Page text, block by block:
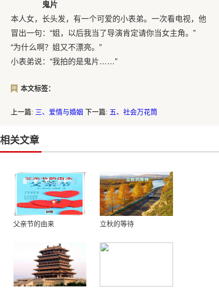
鬼片
本人女，长头发，有一个可爱的小表弟。一次看电视，他
冒出一句：“姐，以后我当了导演肯定请你当女主角。”
“为什么啊？姐又不漂亮。”
小表弟说：“我拍的是鬼片……”
本文标签：
上一篇: 三、爱情与婚姻 下一篇: 五、社会万花筒
相关文章
父亲节的由来 立秋的等待